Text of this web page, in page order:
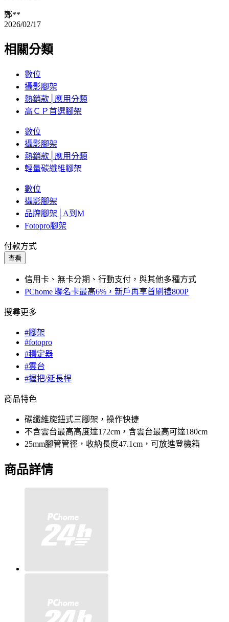
鄭**
2026/02/17
相關分類
數位
攝影腳架
熱銷款│應用分類
高ＣＰ首選腳架
數位
攝影腳架
熱銷款│應用分類
輕量碳纖維腳架
數位
攝影腳架
品牌腳架│A到M
Fotopro腳架
付款方式
查看
信用卡、無卡分期、行動支付，與其他多種方式
PChome 聯名卡最高6%，新戶再享首刷禮800P
搜尋更多
#腳架
#fotopro
#穩定器
#雲台
#握把/延長桿
商品特色
碳纖維旋鈕式三腳架，操作快捷
不含雲台最高高度達172cm，含雲台最高可達180cm
25mm腳管管徑，收納長度47.1cm，可放進登機箱
商品詳情